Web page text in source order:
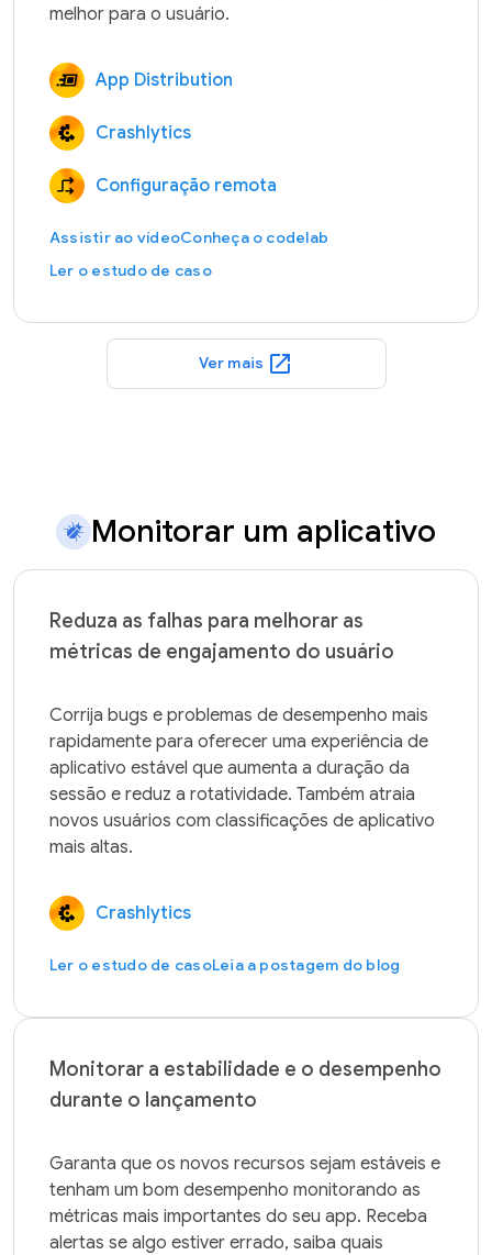
App Distribution
Crashlytics
Configuração remota
Assistir ao vídeoConheça o codelab
Ler o estudo de caso
Ver mais open_in_new
Monitorar um aplicativo
Reduza as falhas para melhorar as
métricas de engajamento do usuário
Corrija bugs e problemas de desempenho mais
rapidamente para oferecer uma experiência de
aplicativo estável que aumenta a duração da
sessão e reduz a rotatividade. Também atraia
novos usuários com classificações de aplicativo
Crashlytics
Ler o estudo de casoLeia a postagem do blog
Monitorar a estabilidade e o desempenho
durante o lançamento
Garanta que os novos recursos sejam estáveis e
tenham um bom desempenho monitorando as
métricas mais importantes do seu app. Receba
alertas se algo estiver errado, saiba quais